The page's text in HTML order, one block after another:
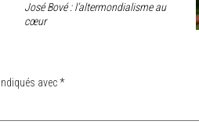
José Bové : l’altermondialisme au
cœur
avec*